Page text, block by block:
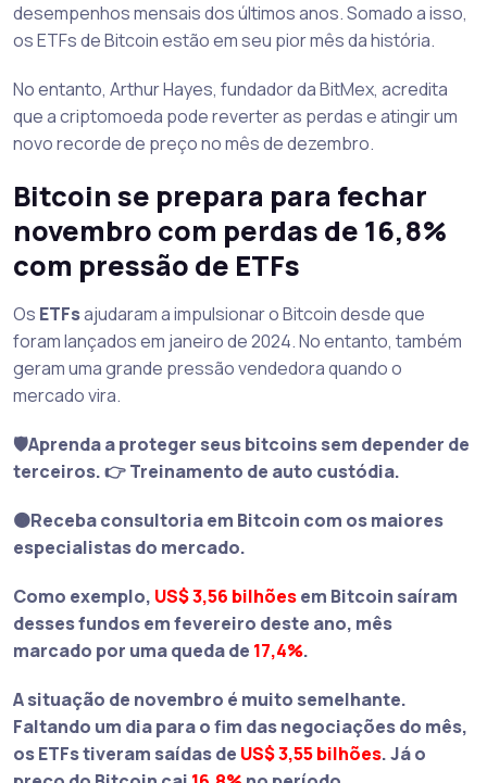
desempenhos mensais dos últimos anos. Somado a isso,
os ETFs de Bitcoin estão em seu pior mês da história.
No entanto, Arthur Hayes, fundador da BitMex, acredita
que a criptomoeda pode reverter as perdas e atingir um
novo recorde de preço no mês de dezembro.
Bitcoin se prepara para fechar
novembro com perdas de 16,8%
com pressão de ETFs
Os ETFsajudaram a impulsionar o Bitcoin desde que
foram lançados em janeiro de 2024. No entanto, também
geram uma grande pressão vendedora quando o
mercado vira.
🛡️Aprenda a proteger seus bitcoins sem depender de
terceiros. 👉 Treinamento de auto custódia.
🟠Receba consultoria em Bitcoin com os maiores
especialistas do mercado.
Como exemplo, US$ 3,56 bilhõesem Bitcoin saíram
desses fundos emfevereiro deste ano, mês
marcado por uma queda de 17,4%.
A situação de novembro é muito semelhante.
Faltando um dia para o fim das negociações do mês,
os ETFs tiveram saídas de US$ 3,55 bilhões. Já o